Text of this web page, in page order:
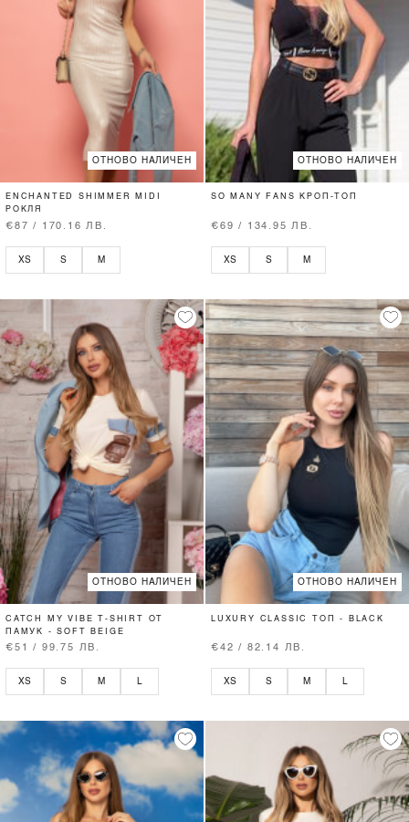
ОТНОВО НАЛИЧЕН
ENCHANTED SHIMMER MIDI
РОКЛЯ
€87 / 170.16 ЛВ.
XS S M
ОТНОВО НАЛИЧЕН
SO MANY FANS КРОП-ТОП
€69 / 134.95 ЛВ.
XS S M
ОТНОВО НАЛИЧЕН
CATCH MY VIBE T-SHIRT ОТ
ПАМУК - SOFT BEIGE
€51 / 99.75 ЛВ.
XS S M L
ОТНОВО НАЛИЧЕН
LUXURY CLASSIC ТОП - BLACK
€42 / 82.14 ЛВ.
XS S M L